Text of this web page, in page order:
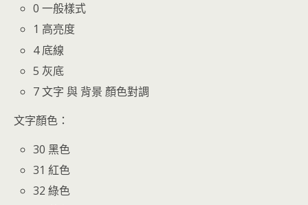
0 一般樣式
1 高亮度
4 底線
5 灰底
7 文字 與 背景 顏色對調
文字顏色：
30 黑色
31 紅色
32 綠色